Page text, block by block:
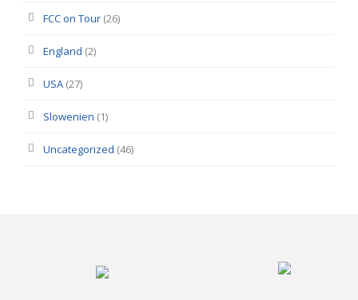
FCC on Tour (26)
England (2)
USA (27)
Slowenien (1)
Uncategorized (46)